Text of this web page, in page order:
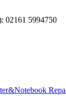
02161 5994750